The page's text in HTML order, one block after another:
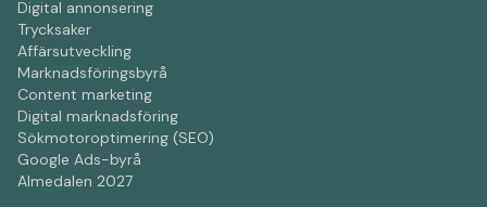
Digital annonsering
Trycksaker
Affärsutveckling
Marknadsföringsbyrå
Content marketing
Digital marknadsföring
Sökmotoroptimering (SEO)
Google Ads-byrå
Almedalen 2027